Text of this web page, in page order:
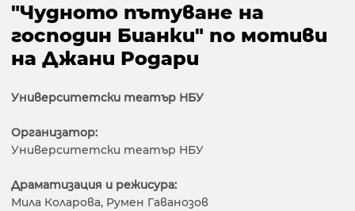
"Чудното пътуване на
господин Бианки" по мотиви
на Джани Родари
Университетски театър НБУ
Организатор:
Университетски театър НБУ
Драматизация и режисура:
Мила Коларова, Румен Гаванозов